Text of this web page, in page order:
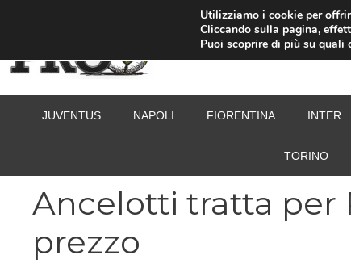
JUVENTUS NAPOLI FIORENTINA INTER
TORINO
Ancelotti tratta per
prezzo
Utilizziamo i cookie per
Cliccando sulla pagina,
Puoi scoprire di più su